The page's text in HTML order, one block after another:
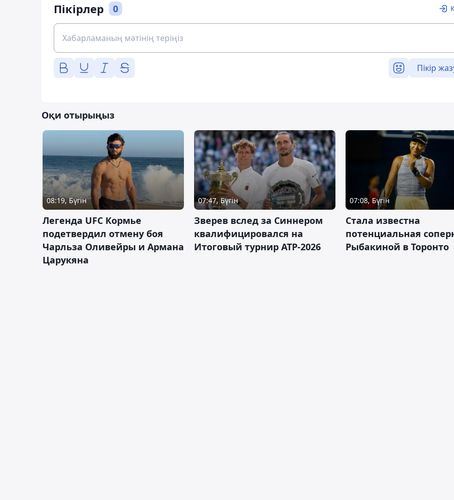
Пікірлер 0
Пікір
Оқи отырыңыз
08:19, Бүгін
Легенда UFC Кормье
подетвердил отмену боя
Чарльза Оливейры и Армана
Царукяна
07:47, Бүгін
Зверев вслед за Синнером
квалифицировался на
Итоговый турнир ATP-2026
07:08, Бүгін
Cтала известна
потенциальная
Рыбакиной в Торонто